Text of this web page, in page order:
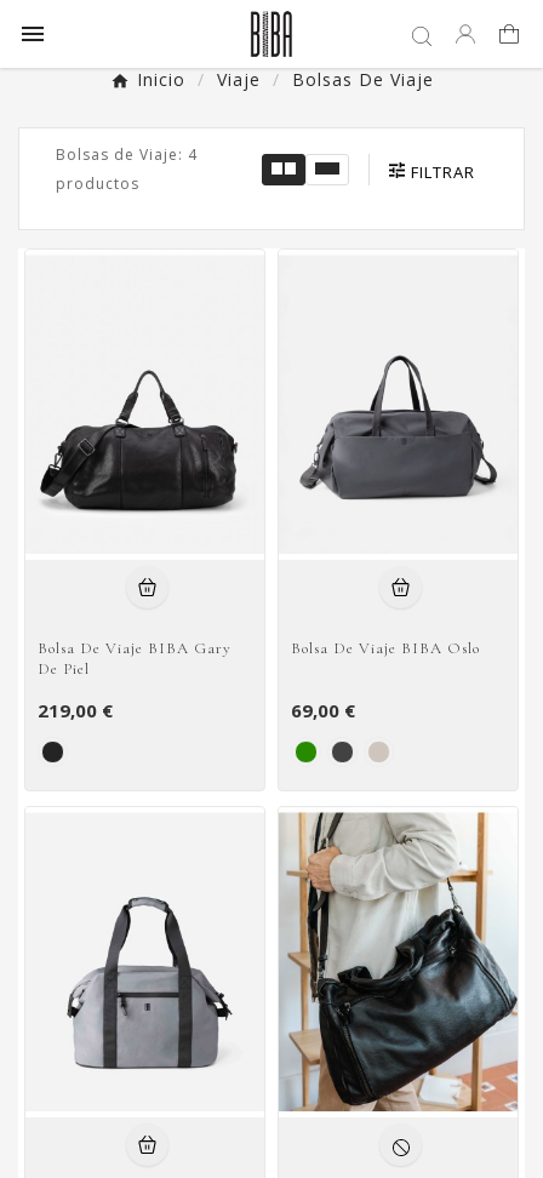

Inicio Viaje Bolsas De Viaje
FILTRAR
Bolsas de Viaje: 4
productos
Bolsa De Viaje BIBA Gary
De Piel
219,00 €
Bolsa De Viaje BIBA Oslo
69,00 €